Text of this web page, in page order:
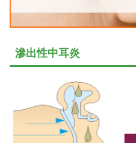
滲出性中耳炎